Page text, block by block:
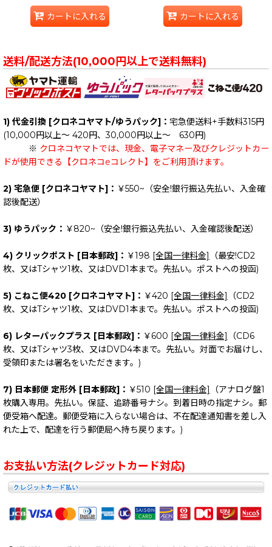
カートに入れる カートに入れる
送料/配送方法(10,000円以上で送料無料)
1) 代金引換 [クロネコヤマト/ゆうパック]： 宅急便送料+手数料315円
(10,000円以上～ 420円、30,000円以上～ 630円)
※ クロネコヤマトでは、現金、電子マネー及びクレジットカー
ドが使用できる【クロネコeコレクト】をご利用頂けます。
2) 宅急便 [クロネコヤマト]： ￥550~（安全!銀行振込先払い、入金確
認後配送）
3) ゆうパック： ￥820~（安全!銀行振込先払い、入金確認後配送）
4) クリックポスト [日本郵政]： ￥198 [全国一律料金]
（最安!CD2
枚、又はTシャツ1枚、又はDVD1本まで。先払い。ポストへの投函)
5) こねこ便420 [クロネコヤマト]： ￥420 [全国一律料金]
（CD2
枚、又はTシャツ1枚、又はDVD1本まで。先払い。ポストへの投函)
6) レターパックプラス [日本郵政]： ￥600 [全国一律料金]
（CD6
枚、又はTシャツ3枚、又はDVD4本まで。先払い。対面でお届けし、
受領印または署名をいただきます。)
7) 日本郵便 定形外 [日本郵政]： ￥510 [全国一律料金]
（アナログ盤1
枚購入専用。先払い。保証、追跡番号ナシ。到着日時の指定ナシ。郵
便受箱へ配達。郵便受箱に入らない場合は、不在配達通知書を差し入
れた上で、配達を行う郵便局へ持ち戻ります。)
お支払い方法(クレジットカード対応)